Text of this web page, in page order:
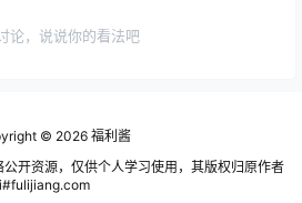
论，说说你的看法吧
© 2026 福利酱
开资源，仅供个人学习使用，其版权归原作者